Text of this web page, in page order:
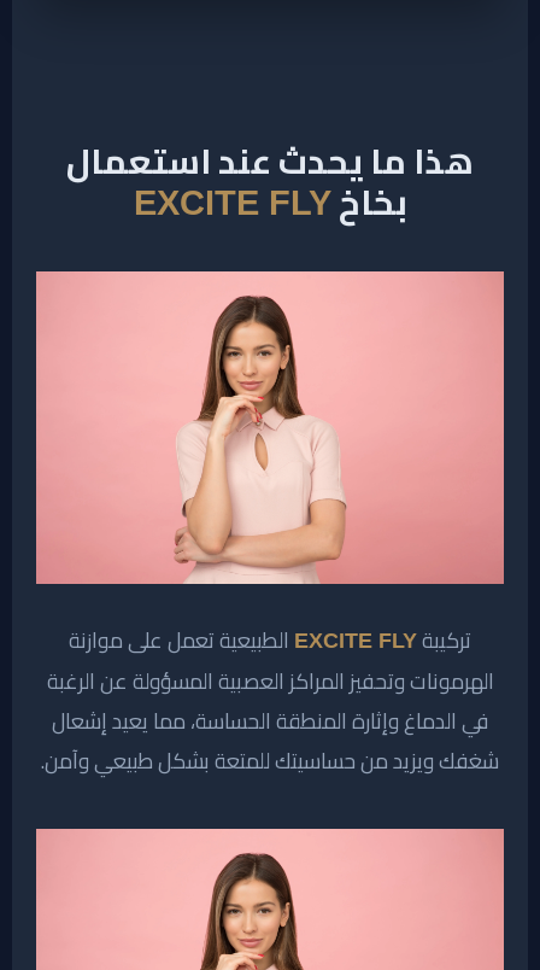
هذا ما يحدث عند استعمال
بخاخEXCITE FLY
تركيبة EXCITE FLY الطبيعية تعمل على موازنة
الهرمونات وتحفيز المراكز العصبية المسؤولة عن الرغبة
في الدماغ وإثارة المنطقة الحساسة، مما يعيد إشعال
شغفك ويزيد من حساسيتك للمتعة بشكل طبيعي وآمن.